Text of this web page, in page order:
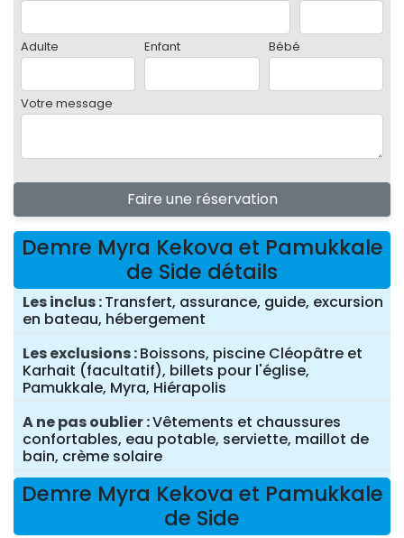
Adulte Enfant Bébé
Votre message
Faire une réservation
Demre Myra Kekova et Pamukkale
de Side détails
Les inclus Transfert, assurance, guide, excursion
en bateau, hébergement
Les exclusions Boissons, piscine Cléopâtre et
Karhait (facultatif), billets pour l'église,
Pamukkale, Myra, Hiérapolis
A ne pas oublier Vêtements et chaussures
confortables, eau potable, serviette, maillot de
bain, crème solaire
Demre Myra Kekova et Pamukkale
de Side